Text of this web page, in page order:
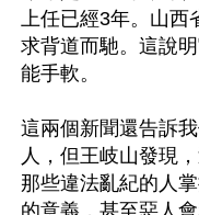
上任已經3年。山西
求背道而馳。這說
能手軟。
這兩個新聞還告訴
人，但王岐山發現
那些違法亂紀的人
的意義，甚至惡人